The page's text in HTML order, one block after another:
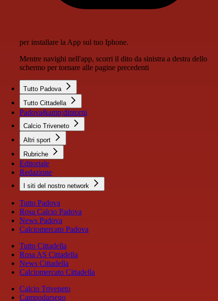
per installare la App sul tuo Iphone.
Mentre navighi nell'app, scorri il dito da sinistra a destra dello
schermo per tornare alle pagine precedenti
Tutto Padova
Tutto Cittadella
Padova&amp;dintorni
Calcio Triveneto
Altri sport
Rubriche
Editoriale
Redazione
I siti del nostro network
Tutto Padova
Rosa Calcio Padova
News Padova
Calciomercato Padova
Tutto Cittadella
Rosa AS Cittadella
News Cittadella
Calciomercato Cittadella
Calcio Triveneto
Campodarsego